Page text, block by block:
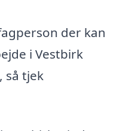
der kan
i Vestbirk
så tjek